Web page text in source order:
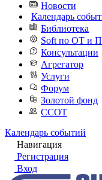
Новости
Календарь
Библиотека
Soft по ОТ и
Консультации
Агрегатор
Услуги
Форум
Золотой фонд
ССОТ
Календарь событий
Навигация
Регистрация
Вход